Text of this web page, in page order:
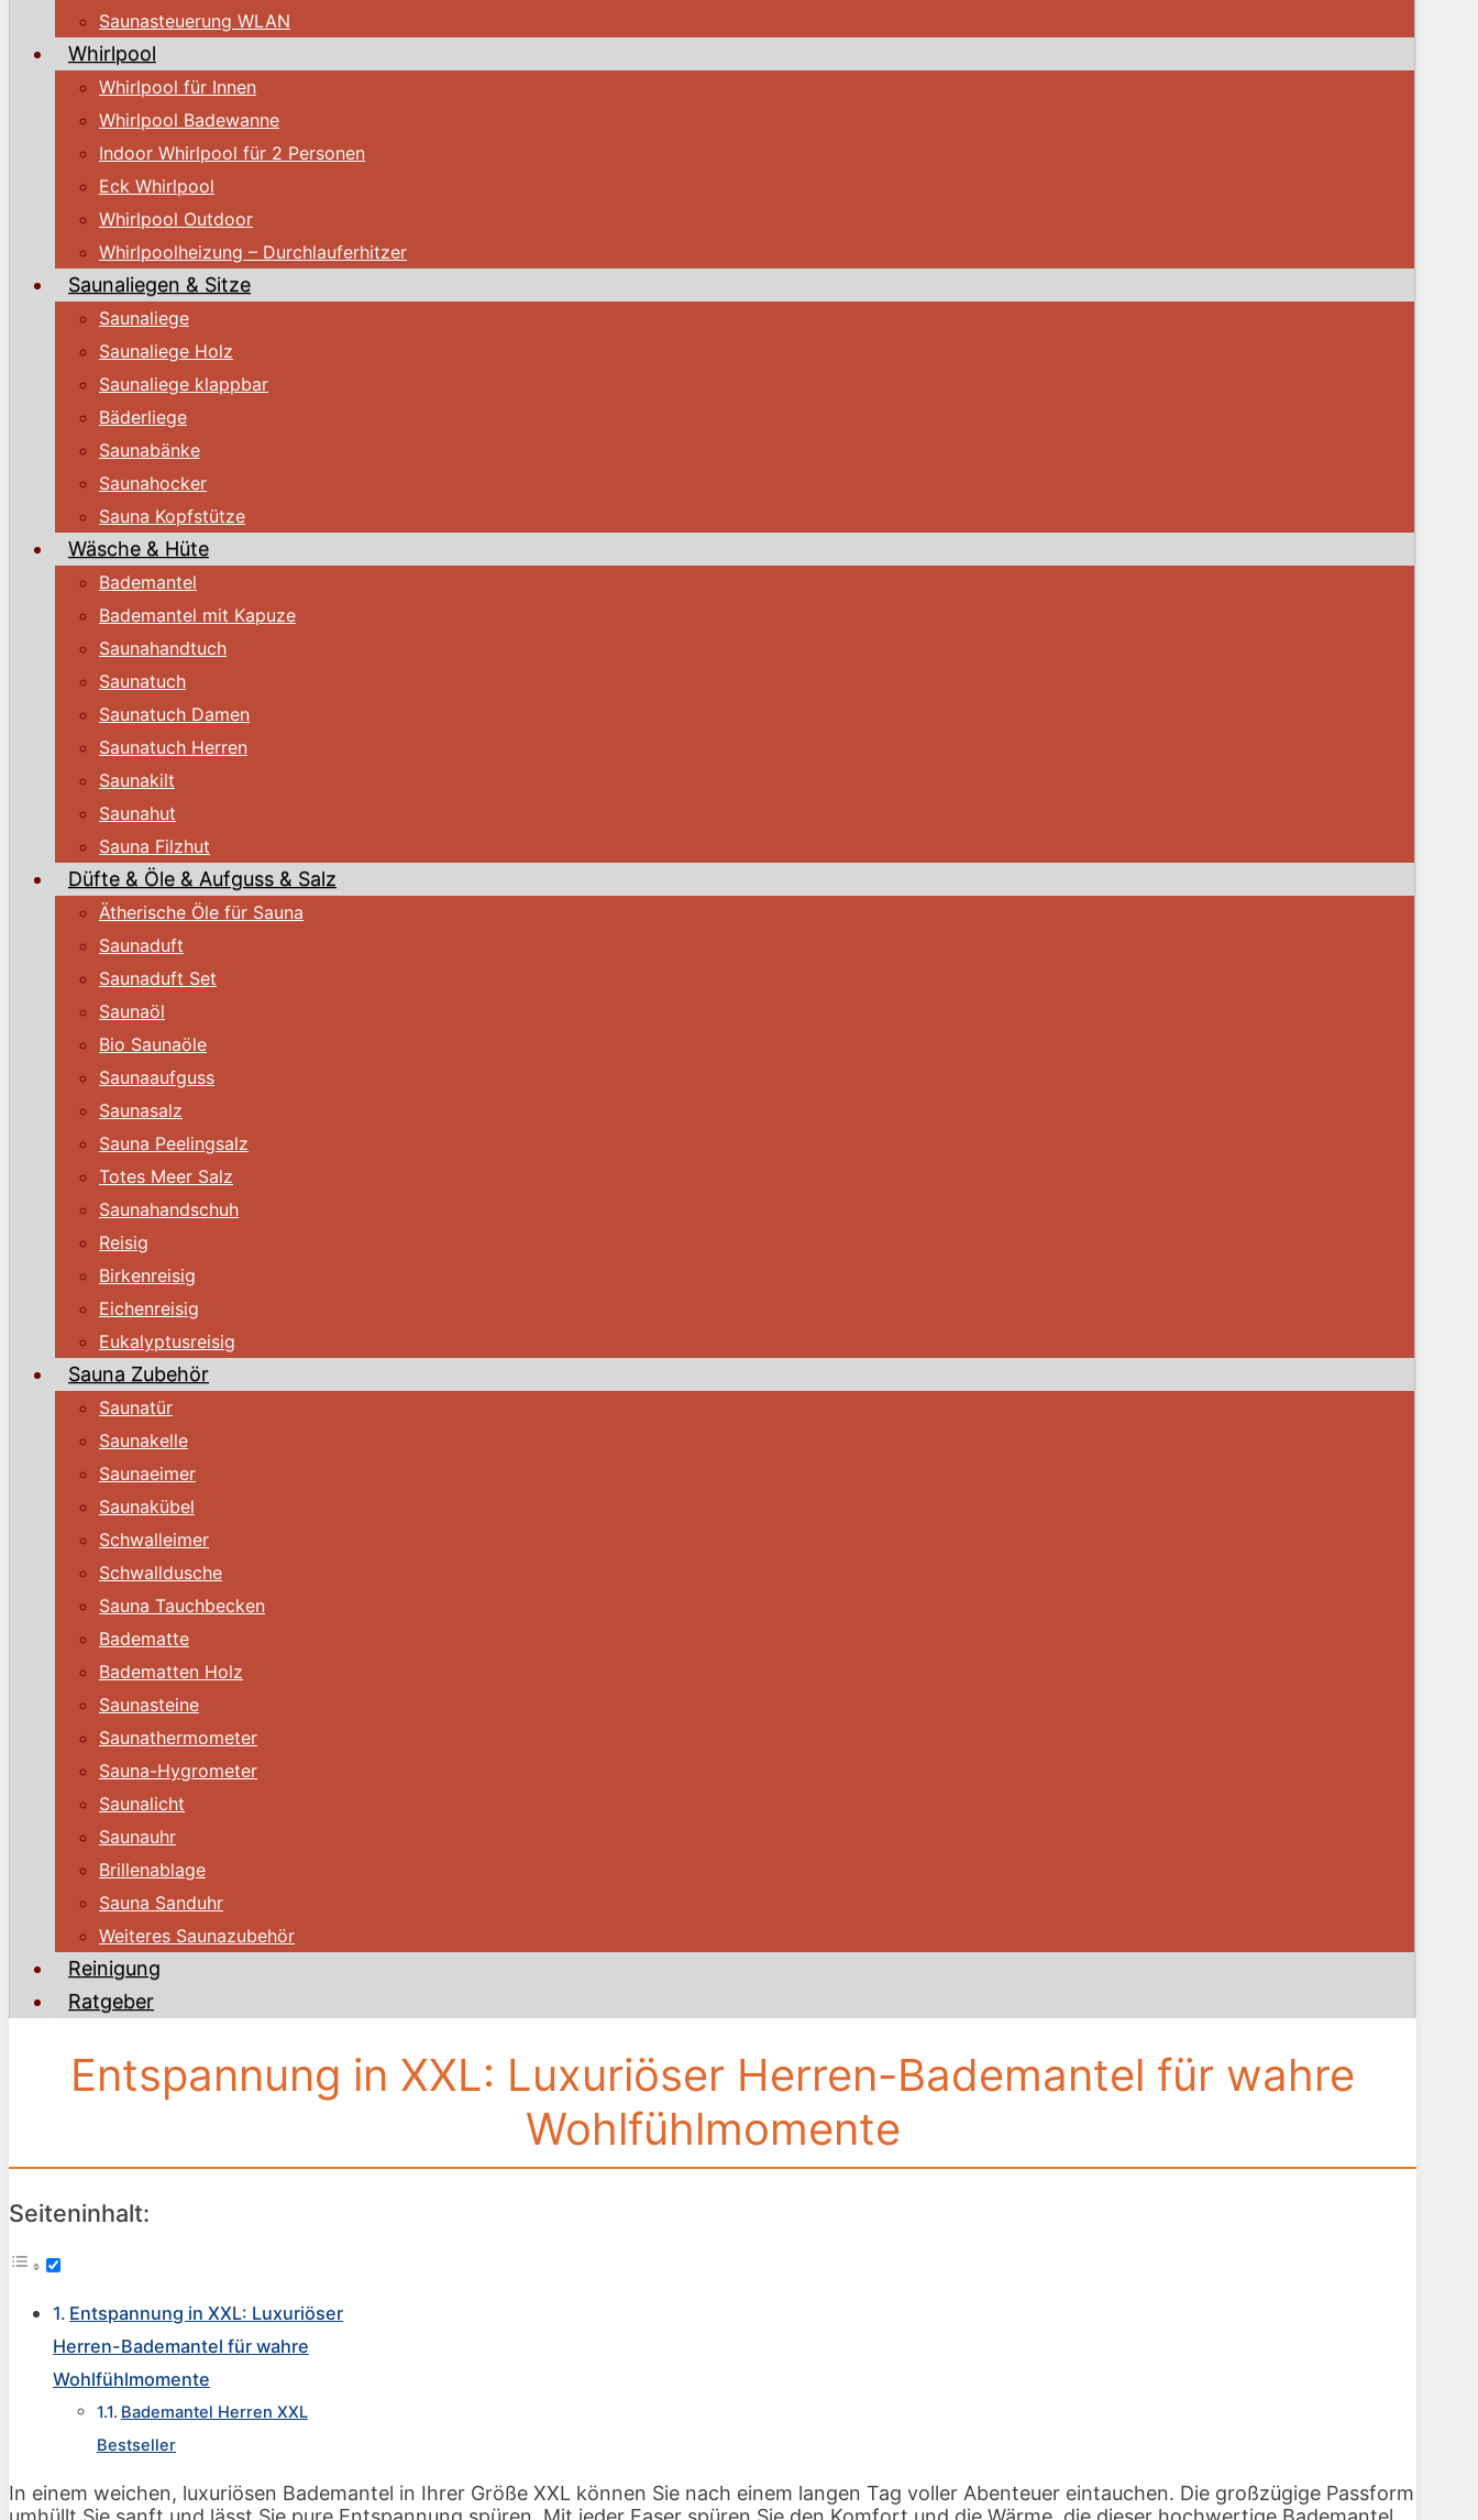
Saunasteuerung WLAN
Whirlpool
Whirlpool für Innen
Whirlpool Badewanne
Indoor Whirlpool für 2 Personen
Eck Whirlpool
Whirlpool Outdoor
Whirlpoolheizung – Durchlauferhitzer
Saunaliegen & Sitze
Saunaliege
Saunaliege Holz
Saunaliege klappbar
Bäderliege
Saunabänke
Saunahocker
Sauna Kopfstütze
Wäsche & Hüte
Bademantel
Bademantel mit Kapuze
Saunahandtuch
Saunatuch
Saunatuch Damen
Saunatuch Herren
Saunakilt
Saunahut
Sauna Filzhut
Düfte & Öle & Aufguss & Salz
Ätherische Öle für Sauna
Saunaduft
Saunaduft Set
Saunaöl
Bio Saunaöle
Saunaaufguss
Saunasalz
Sauna Peelingsalz
Totes Meer Salz
Saunahandschuh
Reisig
Birkenreisig
Eichenreisig
Eukalyptusreisig
Sauna Zubehör
Saunatür
Saunakelle
Saunaeimer
Saunakübel
Schwalleimer
Schwalldusche
Sauna Tauchbecken
Badematte
Badematten Holz
Saunasteine
Saunathermometer
Sauna-Hygrometer
Saunalicht
Saunauhr
Brillenablage
Sauna Sanduhr
Weiteres Saunazubehör
Reinigung
Ratgeber
Entspannung in XXL: Luxuriöser Herren-Bademantel für wahre
Wohlfühlmomente
Seiteninhalt:
Entspannung in XXL: Luxuriöser
Herren-Bademantel für wahre
Wohlfühlmomente
Bademantel Herren XXL
Bestseller
In einem weichen, luxuriösen Bademantel in Ihrer Größe XXL können Sie nach einem langen Tag voller Abenteuer eintauchen. Die großzügige Passform